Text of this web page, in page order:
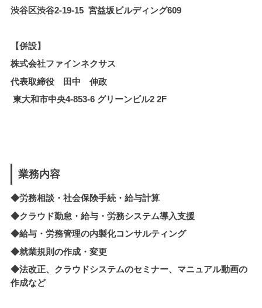
渋谷区渋谷2-19-15 宮益坂ビルディング609
【併設】
株式会社ファインネクサス
代表取締役 田中 伸政
東大和市中央4-853-6 グリーンビル2 2F
業務内容
◆労務相談・社会保険手続・給与計算
◆クラウド勤怠・給与・労務システム導入支援
◆給与・労務管理の内製化コンサルティング
◆就業規則の作成・変更
◆法改正、クラウドシステムのセミナー、マニュアル動画の
作成など